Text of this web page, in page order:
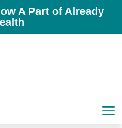
A Part of Already